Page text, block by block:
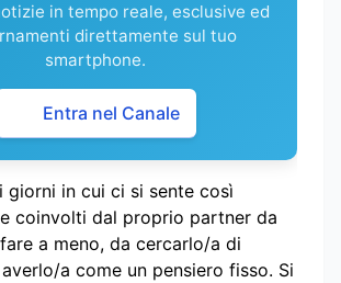
in tempo reale, esclusive ed
direttamente sul tuo
smartphone.
Entra nel Canale
giorni in cui ci si sente così
coinvolti dal proprio partner da
a meno, da cercarlo/a di
a come un pensiero fisso. Si